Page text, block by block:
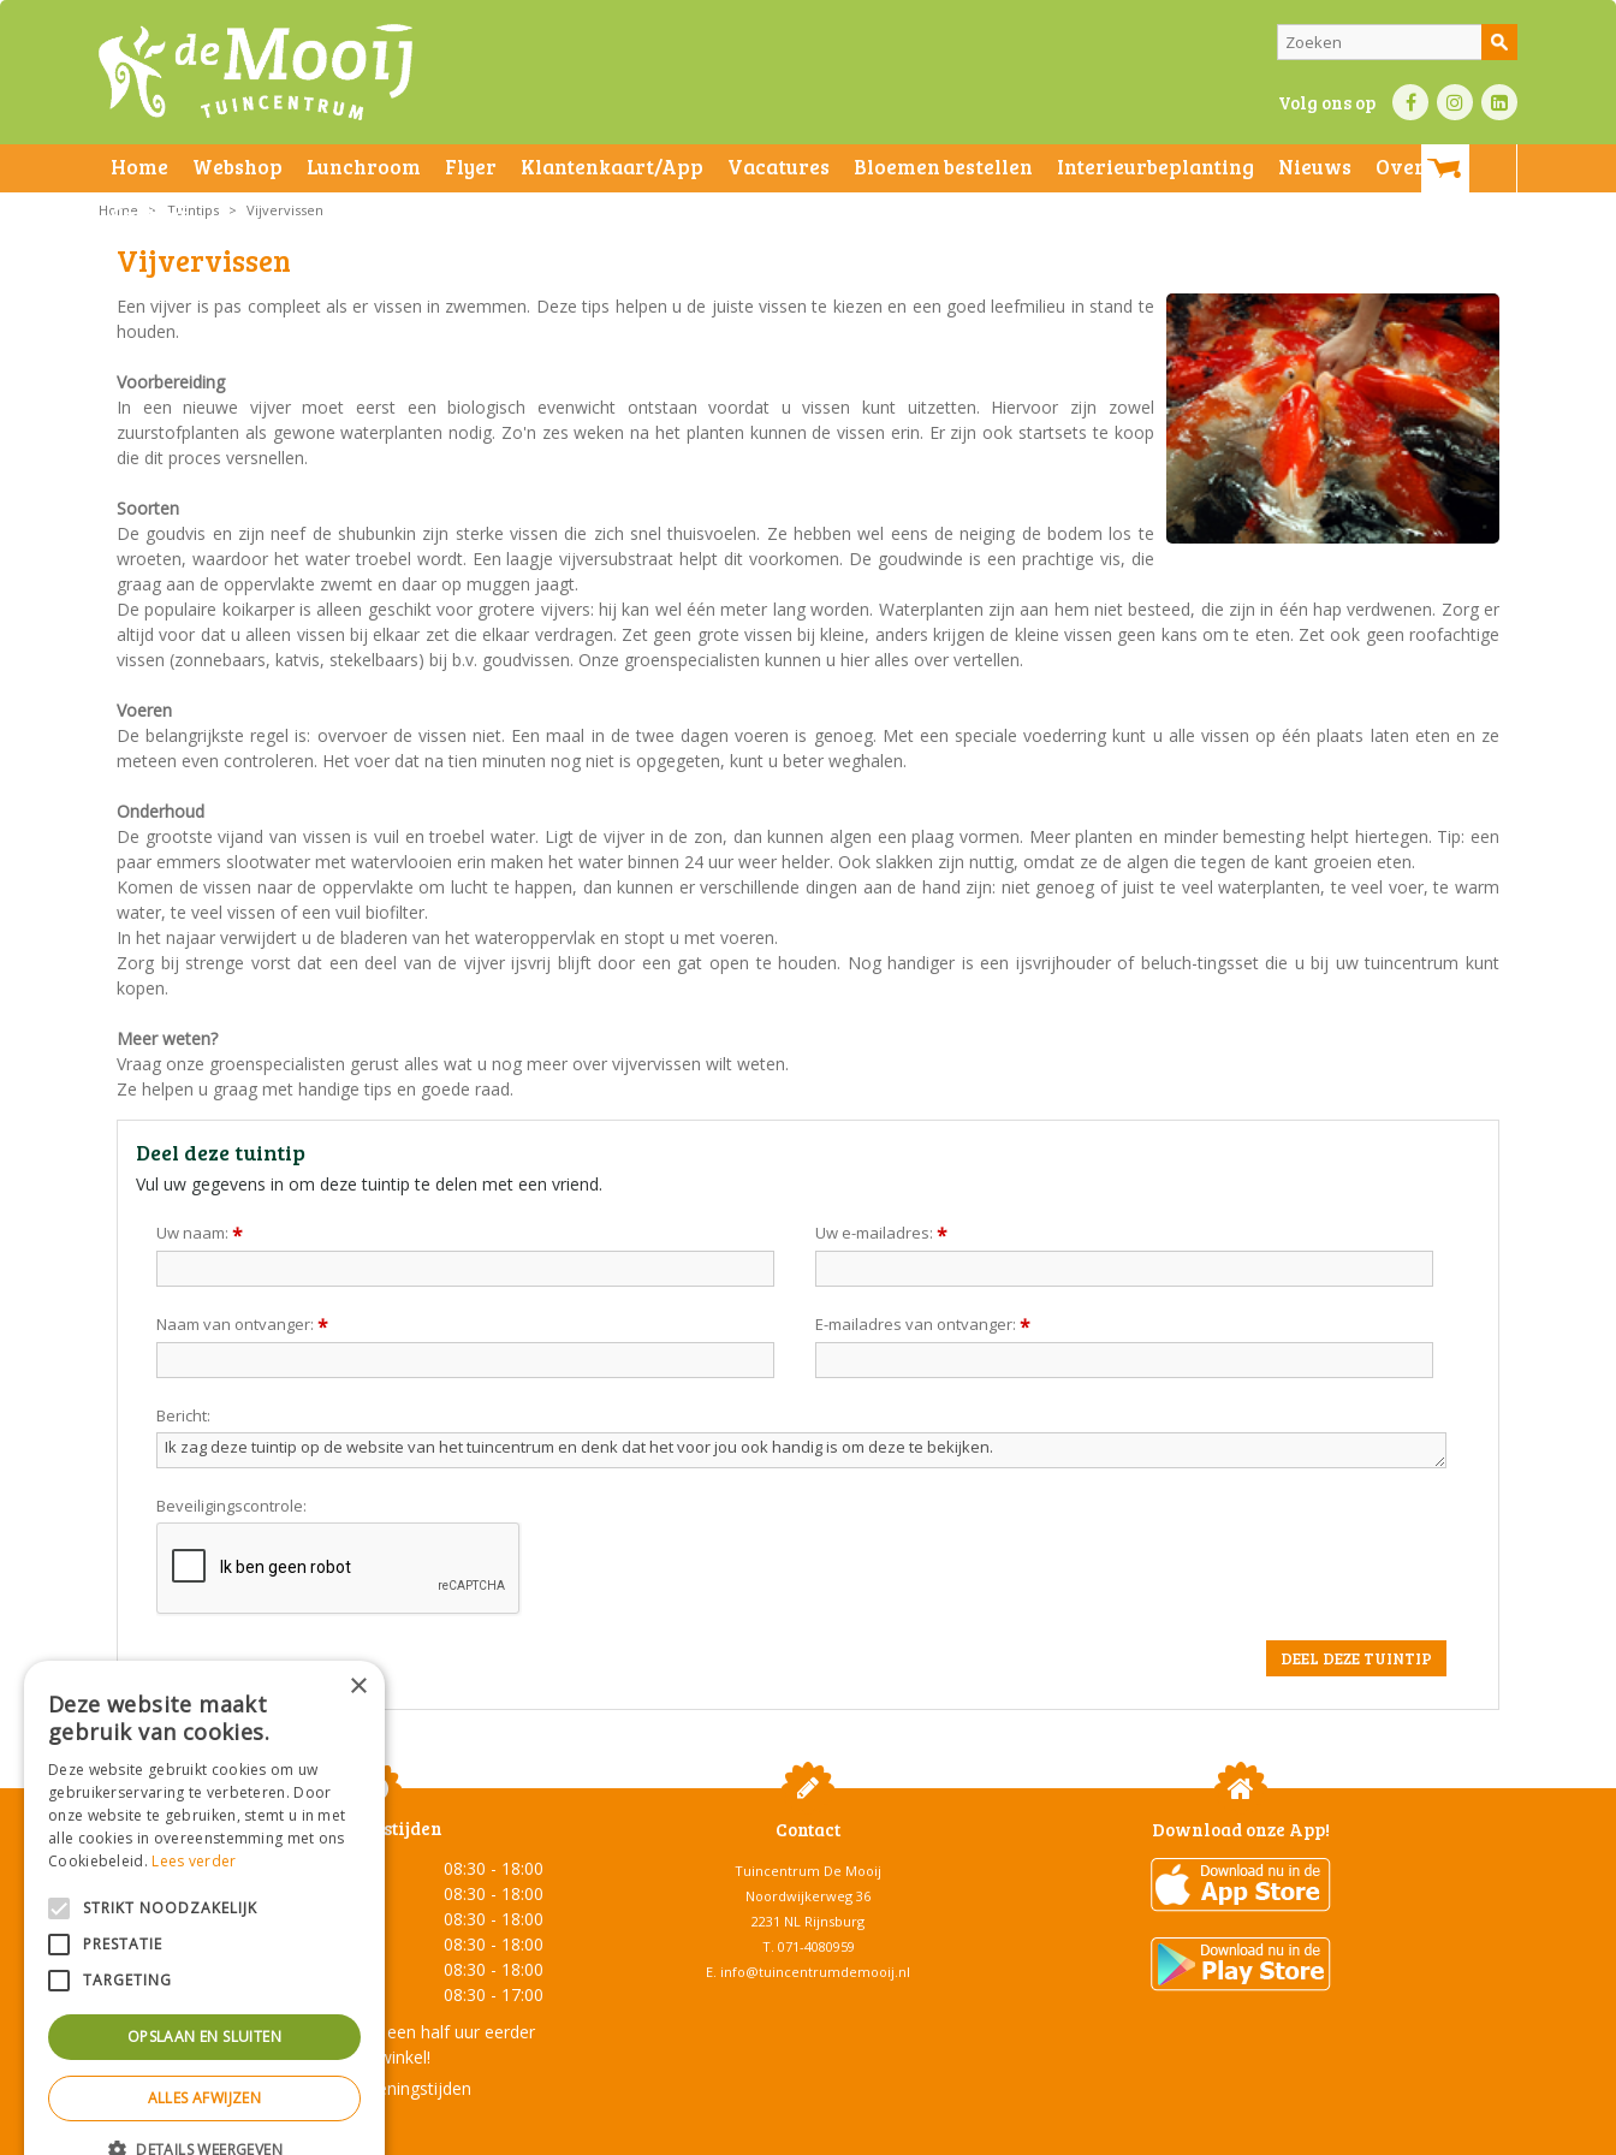
Volg ons op
Home Webshop Lunchroom Flyer Klantenkaart/App Vacatures Bloemen bestellen Interieurbeplanting Nieuws
Over ons
Contact
Home > Tuintips > Vijvervissen
Vijvervissen
Een vijver is pas compleet als er vissen in zwemmen. Deze tips helpen u de juiste vissen te kiezen en een goed leefmilieu in stand te
houden.
Voorbereiding
In een nieuwe vijver moet eerst een biologisch evenwicht ontstaan voordat u vissen kunt uitzetten. Hiervoor zijn zowel
zuurstofplanten als gewone waterplanten nodig. Zo'n zes weken na het planten kunnen de vissen erin. Er zijn ook startsets te koop
die dit proces versnellen.
Soorten
De goudvis en zijn neef de shubunkin zijn sterke vissen die zich snel thuisvoelen. Ze hebben wel eens de neiging de bodem los te
wroeten, waardoor het water troebel wordt. Een laagje vijversubstraat helpt dit voorkomen. De goudwinde is een prachtige vis, die
graag aan de oppervlakte zwemt en daar op muggen jaagt.
De populaire koikarper is alleen geschikt voor grotere vijvers: hij kan wel één meter lang worden. Waterplanten zijn aan hem niet besteed, die zijn in één hap verdwenen. Zorg er
altijd voor dat u alleen vissen bij elkaar zet die elkaar verdragen. Zet geen grote vissen bij kleine, anders krijgen de kleine vissen geen kans om te eten. Zet ook geen roofachtige
vissen (zonnebaars, katvis, stekelbaars) bij b.v. goudvissen. Onze groenspecialisten kunnen u hier alles over vertellen.
Voeren
De belangrijkste regel is: overvoer de vissen niet. Een maal in de twee dagen voeren is genoeg. Met een speciale voederring kunt u alle vissen op één plaats laten eten en ze
meteen even controleren. Het voer dat na tien minuten nog niet is opgegeten, kunt u beter weghalen.
Onderhoud
De grootste vijand van vissen is vuil en troebel water. Ligt de vijver in de zon, dan kunnen algen een plaag vormen. Meer planten en minder bemesting helpt hiertegen. Tip: een
paar emmers slootwater met watervlooien erin maken het water binnen 24 uur weer helder. Ook slakken zijn nuttig, omdat ze de algen die tegen de kant groeien eten.
Komen de vissen naar de oppervlakte om lucht te happen, dan kunnen er verschillende dingen aan de hand zijn: niet genoeg of juist te veel waterplanten, te veel voer, te warm
water, te veel vissen of een vuil biofilter.
In het najaar verwijdert u de bladeren van het wateroppervlak en stopt u met voeren.
Zorg bij strenge vorst dat een deel van de vijver ijsvrij blijft door een gat open te houden. Nog handiger is een ijsvrijhouder of beluch-tingsset die u bij uw tuincentrum kunt
kopen.
Meer weten?
Vraag onze groenspecialisten gerust alles wat u nog meer over vijvervissen wilt weten.
Ze helpen u graag met handige tips en goede raad.
Deel deze tuintip
Vul uw gegevens in om deze tuintip te delen met een vriend.
Uw naam: * Uw e-mailadres: *
Naam van ontvanger: * E-mailadres van ontvanger: *
Bericht:
Beveiligingscontrole:
Openingstijden
Maandag
08:30 - 18:00
08:30 - 18:00
Woensdag
08:30 - 18:00
08:30 - 18:00
08:30 - 18:00
08:30 - 17:00
Onze lunchroom sluit een half uur eerder
dan de winkel!
Toon alle openingstijden
Contact
Tuincentrum De Mooij
Noordwijkerweg 36
2231 NL Rijnsburg
T. 071-4080959
E. info@tuincentrumdemooij.nl
Download onze App!
×
Deze website maakt
gebruik van cookies.
Deze website gebruikt cookies om uw
gebruikerservaring te verbeteren. Door
onze website te gebruiken, stemt u in met
alle cookies in overeenstemming met ons
Cookiebeleid.Lees verder
STRIKT NOODZAKELIJK
PRESTATIE
TARGETING
OPSLAAN EN SLUITEN
ALLES AFWIJZEN
DETAILS WEERGEVEN